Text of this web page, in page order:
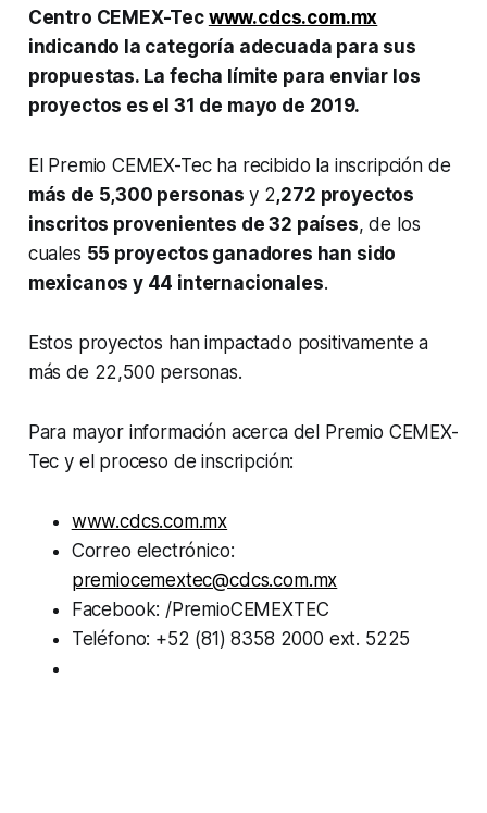
Centro CEMEX-Tec www.cdcs.com.mx
indicando la categoría adecuada para sus
propuestas. La fecha límite para enviar los
proyectos es el 31 de mayo de 2019.
El Premio CEMEX-Tec ha recibido la inscripción de
más de 5,300 personas y 2,272 proyectos
inscritos provenientes de 32 países, de los
cuales 55 proyectos ganadores han sido
mexicanos y 44 internacionales.
Estos proyectos han impactado positivamente a
más de 22,500 personas.
Para mayor información acerca del Premio CEMEX-
Tec y el proceso de inscripción:
www.cdcs.com.mx
Correo electrónico:
premiocemextec@cdcs.com.mx
Facebook: /PremioCEMEXTEC
Teléfono: +52 (81) 8358 2000 ext. 5225